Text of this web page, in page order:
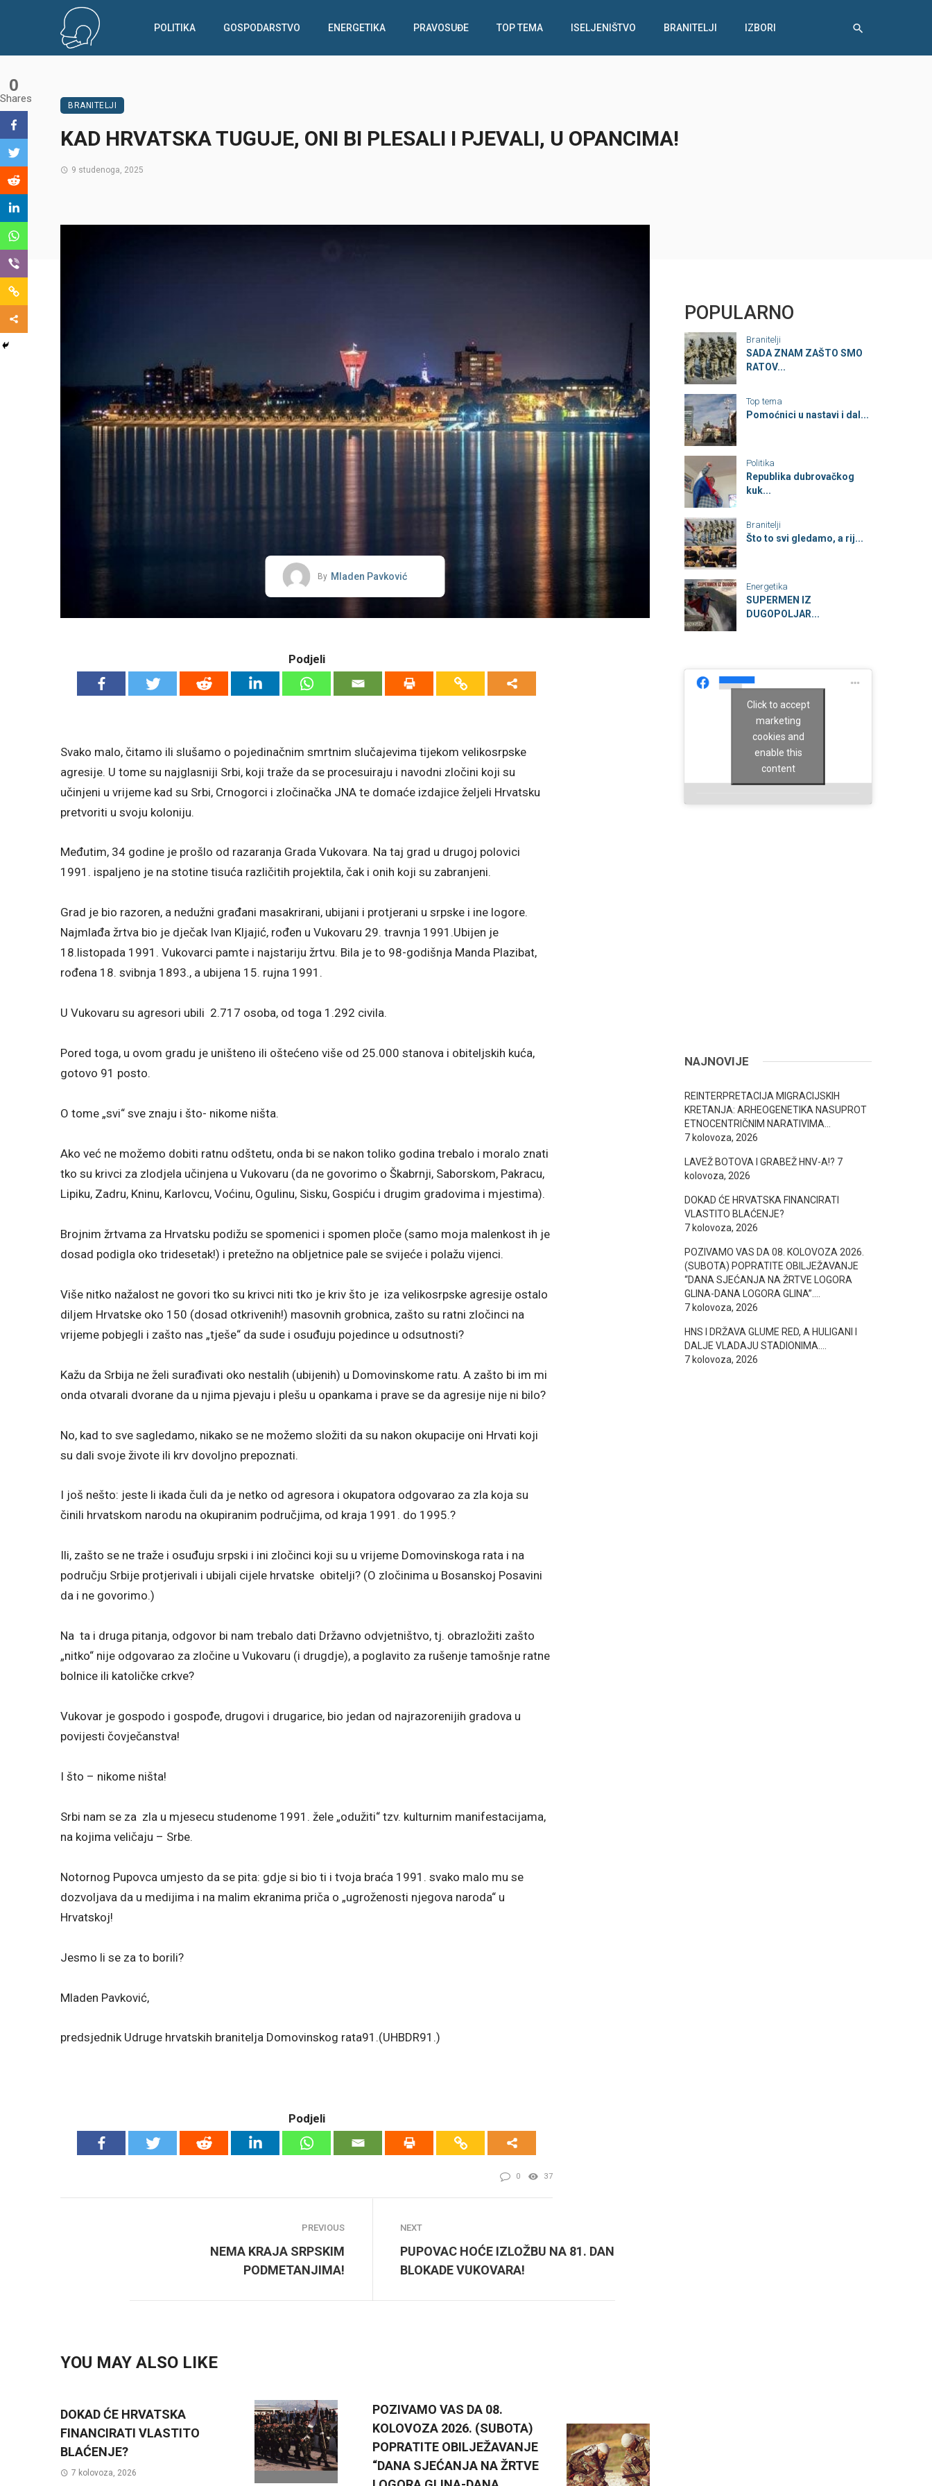
POLITIKA GOSPODARSTVO ENERGETIKA PRAVOSUĐE TOP TEMA ISELJENIŠTVO BRANITELJI IZBORI
BRANITELJI
KAD HRVATSKA TUGUJE, ONI BI PLESALI I PJEVALI, U OPANCIMA!
9 studenoga, 2025
By Mladen Pavković
Podjeli
Svako malo, čitamo ili slušamo o pojedinačnim smrtnim slučajevima tijekom velikosrpske
agresije. U tome su najglasniji Srbi, koji traže da se procesuiraju i navodni zločini koji su
učinjeni u vrijeme kad su Srbi, Crnogorci i zločinačka JNA te domaće izdajice željeli Hrvatsku
pretvoriti u svoju koloniju.
Međutim, 34 godine je prošlo od razaranja Grada Vukovara. Na taj grad u drugoj polovici
1991. ispaljeno je na stotine tisuća različitih projektila, čak i onih koji su zabranjeni.
Grad je bio razoren, a nedužni građani masakrirani, ubijani i protjerani u srpske i ine logore.
Najmlađa žrtva bio je dječak Ivan Kljajić, rođen u Vukovaru 29. travnja 1991.Ubijen je
18.listopada 1991. Vukovarci pamte i najstariju žrtvu. Bila je to 98-godišnja Manda Plazibat,
rođena 18. svibnja 1893., a ubijena 15. rujna 1991.
U Vukovaru su agresori ubili 2.717 osoba, od toga 1.292 civila.
Pored toga, u ovom gradu je uništeno ili oštećeno više od 25.000 stanova i obiteljskih kuća,
gotovo 91 posto.
O tome „svi“ sve znaju i što- nikome ništa.
Ako već ne možemo dobiti ratnu odštetu, onda bi se nakon toliko godina trebalo i moralo znati
tko su krivci za zlodjela učinjena u Vukovaru (da ne govorimo o Škabrnji, Saborskom, Pakracu,
Lipiku, Zadru, Kninu, Karlovcu, Voćinu, Ogulinu, Sisku, Gospiću i drugim gradovima i mjestima).
Brojnim žrtvama za Hrvatsku podižu se spomenici i spomen ploče (samo moja malenkost ih je
dosad podigla oko tridesetak!) i pretežno na obljetnice pale se svijeće i polažu vijenci.
Više nitko nažalost ne govori tko su krivci niti tko je kriv što je iza velikosrpske agresije ostalo
diljem Hrvatske oko 150 (dosad otkrivenih!) masovnih grobnica, zašto su ratni zločinci na
vrijeme pobjegli i zašto nas „tješe“ da sude i osuđuju pojedince u odsutnosti?
Kažu da Srbija ne želi surađivati oko nestalih (ubijenih) u Domovinskome ratu. A zašto bi im mi
onda otvarali dvorane da u njima pjevaju i plešu u opankama i prave se da agresije nije ni bilo?
No, kad to sve sagledamo, nikako se ne možemo složiti da su nakon okupacije oni Hrvati koji
su dali svoje živote ili krv dovoljno prepoznati.
I još nešto: jeste li ikada čuli da je netko od agresora i okupatora odgovarao za zla koja su
činili hrvatskom narodu na okupiranim područjima, od kraja 1991. do 1995.?
Ili, zašto se ne traže i osuđuju srpski i ini zločinci koji su u vrijeme Domovinskoga rata i na
području Srbije protjerivali i ubijali cijele hrvatske obitelji? (O zločinima u Bosanskoj Posavini
da i ne govorimo.)
Na ta i druga pitanja, odgovor bi nam trebalo dati Državno odvjetništvo, tj. obrazložiti zašto
„nitko“ nije odgovarao za zločine u Vukovaru (i drugdje), a poglavito za rušenje tamošnje ratne
bolnice ili katoličke crkve?
Vukovar je gospodo i gospođe, drugovi i drugarice, bio jedan od najrazorenijih gradova u
povijesti čovječanstva!
I što – nikome ništa!
Srbi nam se za zla u mjesecu studenome 1991. žele „odužiti“ tzv. kulturnim manifestacijama,
na kojima veličaju – Srbe.
Notornog Pupovca umjesto da se pita: gdje si bio ti i tvoja braća 1991. svako malo mu se
dozvoljava da u medijima i na malim ekranima priča o „ugroženosti njegova naroda“ u
Hrvatskoj!
Jesmo li se za to borili?
Mladen Pavković,
predsjednik Udruge hrvatskih branitelja Domovinskog rata91.(UHBDR91.)
Podjeli
0
Shares
0 37
PREVIOUS
NEMA KRAJA SRPSKIM
PODMETANJIMA!
NEXT
PUPOVAC HOĆE IZLOŽBU NA 81. DAN
BLOKADE VUKOVARA!
YOU MAY ALSO LIKE
DOKAD ĆE HRVATSKA
FINANCIRATI VLASTITO
BLAĆENJE?
7 kolovoza, 2026
POZIVAMO VAS DA 08.
KOLOVOZA 2026. (SUBOTA)
POPRATITE OBILJEŽAVANJE
“DANA SJEĆANJA NA ŽRTVE
POPULARNO
Branitelji
SADA ZNAM ZAŠTO SMO
RATOV...
Top tema
Pomoćnici u nastavi i dal...
Politika
Republika dubrovačkog
kuk...
Branitelji
Što to svi gledamo, a rij...
Energetika
SUPERMEN IZ
DUGOPOLJAR...
Click to accept
marketing
cookies and
enable this
content
NAJNOVIJE
REINTERPRETACIJA MIGRACIJSKIH
KRETANJA: ARHEOGENETIKA NASUPROT
ETNOCENTRIČNIM NARATIVIMA…
7 kolovoza, 2026
LAVEŽ BOTOVA I GRABEŽ HNV-A!? 7
kolovoza, 2026
DOKAD ĆE HRVATSKA FINANCIRATI
VLASTITO BLAĆENJE?
7 kolovoza, 2026
POZIVAMO VAS DA 08. KOLOVOZA 2026.
(SUBOTA) POPRATITE OBILJEŽAVANJE
“DANA SJEĆANJA NA ŽRTVE LOGORA
GLINA-DANA LOGORA GLINA”….
7 kolovoza, 2026
HNS I DRŽAVA GLUME RED, A HULIGANI I
DALJE VLADAJU STADIONIMA….
7 kolovoza, 2026